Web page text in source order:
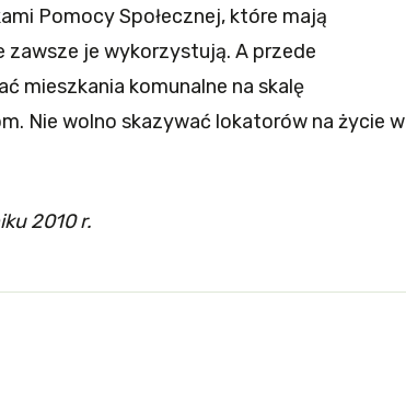
Pomocy Społecznej, które mają
zawsze je wykorzystują. A przede
mieszkania komunalne na skalę
Nie wolno skazywać lokatorów na życie w
2010 r.